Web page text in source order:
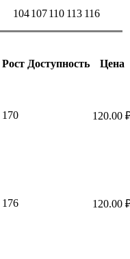
104107110 113 116
Рост Доступность Цена
170 120.00
176 120.00